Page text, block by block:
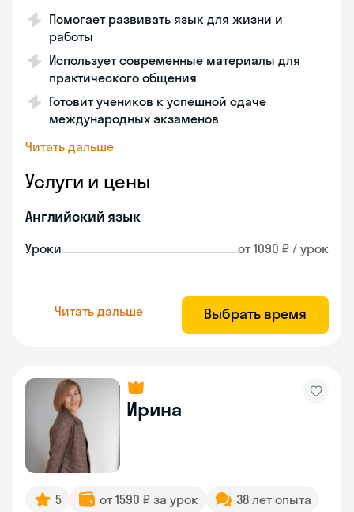
Помогает развивать язык для жизни и
работы
Использует современные материалы для
практического общения
Готовит учеников к успешной сдаче
международных экзаменов
Читать дальше
Услуги и цены
Английский язык
Уроки от 1090 ₽ / урок
Читать дальше Выбрать время
Ирина
5 от 1590 ₽ за урок
38 лет опыта